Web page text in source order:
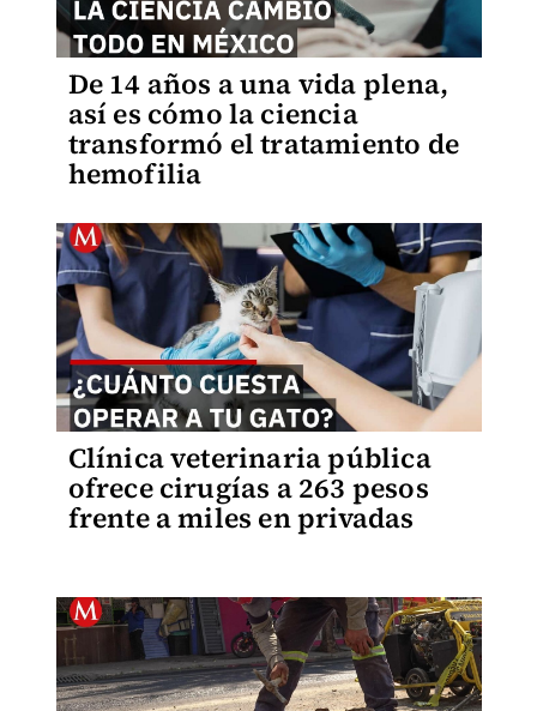
De 14 años a una vida plena,
así es cómo la ciencia
transformó el tratamiento de
hemofilia
Clínica veterinaria pública
ofrece cirugías a 263 pesos
frente a miles en privadas